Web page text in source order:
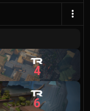
4
6